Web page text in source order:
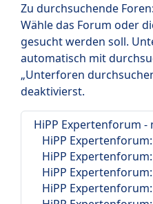
Zu durchsuchende Foren:
Wähle das Forum oder
gesucht werden soll.
automatisch mit
„Unterforen
deaktivierst.